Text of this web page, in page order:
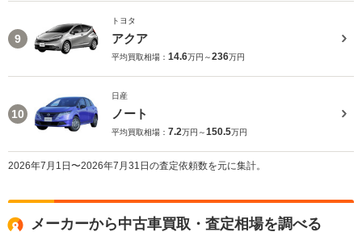
9
トヨタ
アクア
平均買取相場： 14.6万円～236万円
10
日産
ノート
平均買取相場： 7.2万円～150.5万円
2026年7月1日〜2026年7月31日の査定依頼数を元に集計。
メーカーから中古車買取・査定相場を調べる